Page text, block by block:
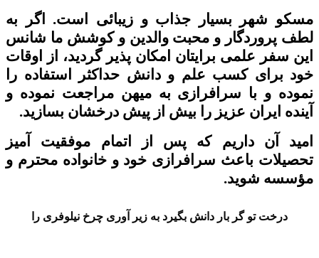
مسکو شهر بسیار جذاب و زیبائی است. اگر به
لطف پروردگار و محبت والدین و کوشش ما شانس
این سفر علمی برایتان امکان پذیر گردید، از اوقات
خود برای کسب علم و دانش حداکثر استفاده را
نموده و با سرافرازی به میهن مراجعت نموده و
آینده ایران عزیز را بیش از پیش درخشان بسازید.
امید آن داریم که پس از اتمام موفقیت آمیز
تحصیلات باعث سرافرازی خود و خانواده محترم و
مؤسسه شوید.
درخت تو گر بار دانش بگیرد به زیر آوری چرخ نیلوفری را